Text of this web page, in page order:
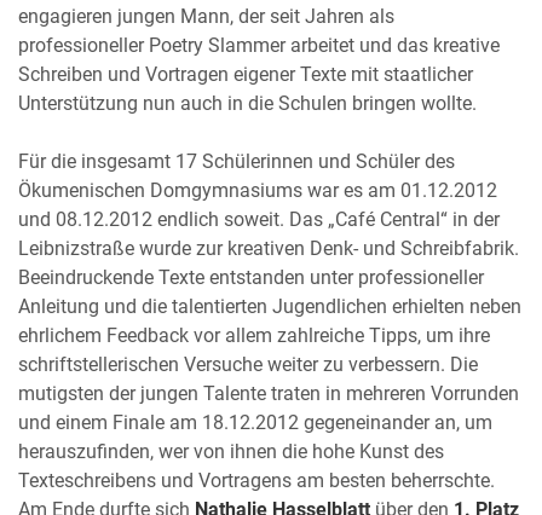
engagieren jungen Mann, der seit Jahren als
professioneller Poetry Slammer arbeitet und das kreative
Schreiben und Vortragen eigener Texte mit staatlicher
Unterstützung nun auch in die Schulen bringen wollte.
Für die insgesamt 17 Schülerinnen und Schüler des
Ökumenischen Domgymnasiums war es am 01.12.2012
und 08.12.2012 endlich soweit. Das „Café Central“ in der
Leibnizstraße wurde zur kreativen Denk- und Schreibfabrik.
Beeindruckende Texte entstanden unter professioneller
Anleitung und die talentierten Jugendlichen erhielten neben
ehrlichem Feedback vor allem zahlreiche Tipps, um ihre
schriftstellerischen Versuche weiter zu verbessern. Die
mutigsten der jungen Talente traten in mehreren Vorrunden
und einem Finale am 18.12.2012 gegeneinander an, um
herauszufinden, wer von ihnen die hohe Kunst des
Texteschreibens und Vortragens am besten beherrschte.
Am Ende durfte sich Nathalie Hasselblatt über den 1. Platz